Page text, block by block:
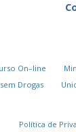
On–line
Drogas
Política de